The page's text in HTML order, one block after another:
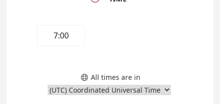
7:00
 All times are in